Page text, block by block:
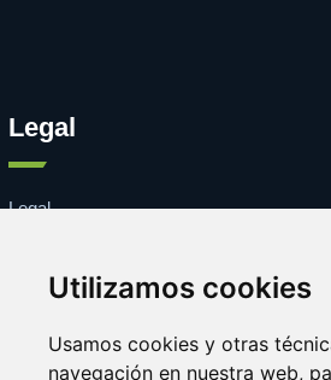
Utilizamos cookies
Usamos cookies y otras
navegación en nuestra web,
Legal
Legal
Contacto